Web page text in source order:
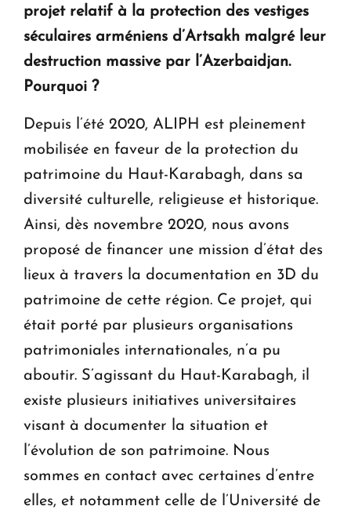
projet relatif à la protection des vestiges
séculaires arméniens d’Artsakh malgré leur
destruction massive par l’Azerbaidjan.
Pourquoi ?
Depuis l’été 2020, ALIPH est pleinement
mobilisée en faveur de la protection du
patrimoine du Haut-Karabagh, dans sa
diversité culturelle, religieuse et historique.
Ainsi, dès novembre 2020, nous avons
proposé de financer une mission d’état des
lieux à travers la documentation en 3D du
patrimoine de cette région. Ce projet, qui
était porté par plusieurs organisations
patrimoniales internationales, n’a pu
aboutir. S’agissant du Haut-Karabagh, il
existe plusieurs initiatives universitaires
visant à documenter la situation et
l’évolution de son patrimoine. Nous
sommes en contact avec certaines d’entre
elles, et notamment celle de l’Université de